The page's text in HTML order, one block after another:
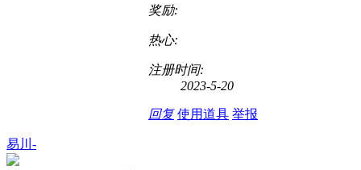
奖励:
热心:
注册时间:
2023-5-20
回复 使用道具 举报
易川-